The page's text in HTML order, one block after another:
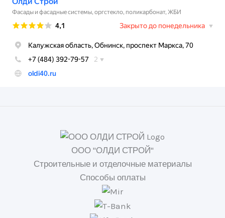
ООО "ОЛДИ СТРОЙ"
Строительные и отделочные материалы
Способы оплаты